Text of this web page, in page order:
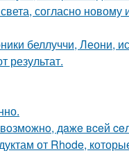
согласно
беллуччи, Леони,
результат.
дaжe вceй
от Rhode,